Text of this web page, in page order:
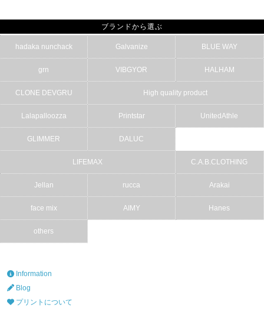
ブランドから選ぶ
hadaka nunchack Galvanize BLUE WAY
grn VIBGYOR HALHAM
CLONE DEVGRU High quality product
Lalapalloozza Printstar UnitedAthle
GLIMMER DALUC
LIFEMAX C.A.B.CLOTHING
Jellan rucca Arakai
face mix AIMY Hanes
others
Information
Blog
プリントについて